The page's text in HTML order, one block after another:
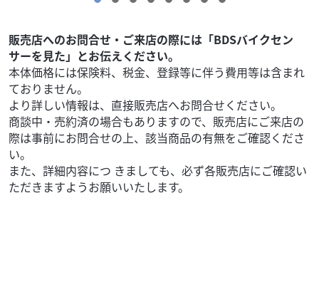
販売店へのお問合せ・ご来店の際には「BDSバイクセン
サーを見た」とお伝えください。
本体価格には保険料、税金、登録等に伴う費用等は含まれ
ておりません。
より詳しい情報は、直接販売店へお問合せください。
商談中・売約済の場合もありますので、販売店にご来店の
際は事前にお問合せの上、該当商品の有無をご確認くださ
い。
また、詳細内容につ きましても、必ず各販売店にご確認い
ただきますようお願いいたします。